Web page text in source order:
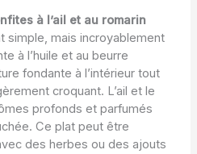
à l’ail et au romarin
simple, mais incroyablement
à l’huile et au beurre
fondante à l’intérieur tout
croquant. L’ail et le
profonds et parfumés
Ce plat peut être
des herbes ou des ajouts